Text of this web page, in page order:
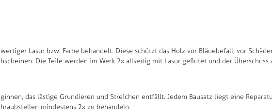
Lasur bzw. Farbe behandelt. Diese schützt das Holz vor Bläuebefall, vor
Die Teile werden im Werk 2x allseitig mit Lasur geflutet und der Überschuss
das lästige Grundieren und Streichen entfällt. Jedem Bausatz liegt eine
mindestens 2x zu behandeln.